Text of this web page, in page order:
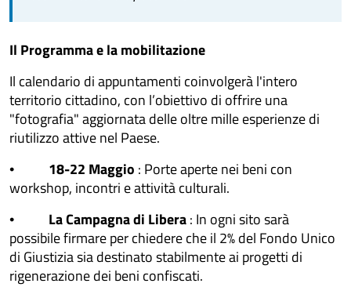
Il Programma e la mobilitazione
Il calendario di appuntamenti coinvolgerà l'intero
territorio cittadino, con l’obiettivo di offrire una
"fotografia" aggiornata delle oltre mille esperienze di
riutilizzo attive nel Paese.
• 18-22 Maggio : Porte aperte nei beni con
workshop, incontri e attività culturali.
• La Campagna di Libera: In ogni sito sarà
possibile firmare per chiedere che il 2% del Fondo Unico
di Giustizia sia destinato stabilmente ai progetti di
rigenerazione dei beni confiscati.